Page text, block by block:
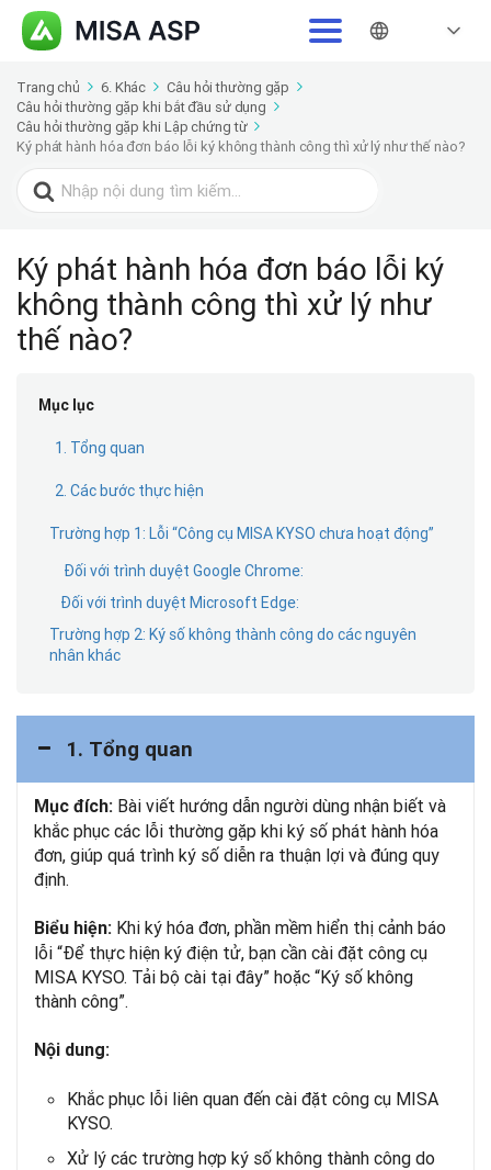
Trang chủ 6. Khác
Câu hỏi thường gặp
Câu hỏi thường gặp khi bắt đầu sử dụng
Câu hỏi thường gặp khi Lập chứng từ
Ký phát hành hóa đơn báo lỗi ký không thành công thì xử lý như thế nào?
Search
for:
Ký phát hành hóa đơn báo lỗi ký
không thành công thì xử lý như
thế nào?
Mục lục
1. Tổng quan
2. Các bước thực hiện
Trường hợp 1: Lỗi “Công cụ MISA KYSO chưa hoạt động”
Đối với trình duyệt Google Chrome:
Đối với trình duyệt Microsoft Edge:
Trường hợp 2: Ký số không thành công do các nguyên
nhân khác
1. Tổng quan
Mục đích: Bài viết hướng dẫn người dùng nhận biết và
khắc phục các lỗi thường gặp khi ký số phát hành hóa
đơn, giúp quá trình ký số diễn ra thuận lợi và đúng quy
định.
Biểu hiện: Khi ký hóa đơn, phần mềm hiển thị cảnh báo
lỗi “Để thực hiện ký điện tử, bạn cần cài đặt công cụ
MISA KYSO. Tải bộ cài tại đây” hoặc “Ký số không
thành công”.
Nội dung:
Khắc phục lỗi liên quan đến cài đặt công cụ MISA
KYSO.
Xử lý các trường hợp ký số không thành công do